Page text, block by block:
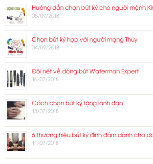
Hướng dẫn chọn bút ký cho người mệnh
05/09/2018
Chọn bút ký hợp với người mạng Thủy
04/09/2018
Đôi nét về dòng bút Waterman Expert
16/07/2018
Cách chọn bút ký tặng lãnh đạo
13/07/2018
6 thương hiệu bút ký đình đám dành cho
11/07/2018